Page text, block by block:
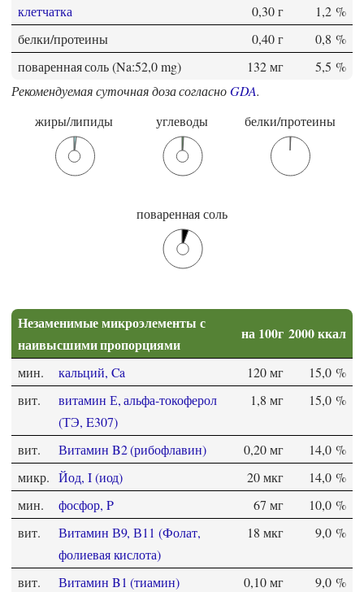
клетчатка
0,30 г
1,2 %
белки/протеины
0,40 г
0,8 %
поваренная соль (Na:52,0 mg)
132 мг
5,5 %
Рекомендуемая суточная доза согласноGDA.
жиры/липиды
углеводы белки/протеины
поваренная соль
Незаменимые микроэлементы с
наивысшими пропорциями
на 100г 2000 ккал
мин. кальций, Ca 120 мг
15,0 %
вит.
витамин Е, альфа-токоферол
(ТЭ, E307)
1,8 мг 15,0 %
вит. Витамин B2 (рибофлавин) 0,20 мг
14,0 %
микр. Йод, I (иод) 20 мкг
14,0 %
мин.
фосфор, P 67 мг
10,0 %
вит.
Витамин В9, В11 (Фолат,
фолиевая кислота)
18 мкг 9,0 %
вит. Витамин B1 (тиамин) 0,10 мг
9,0 %